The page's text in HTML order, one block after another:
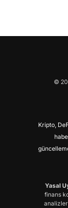
©
Kripto,
Yasal
finans